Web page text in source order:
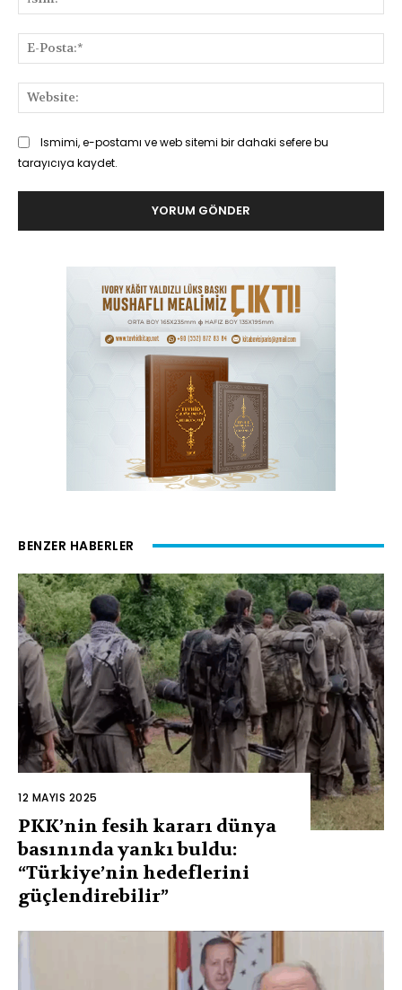
Ismimi, e-postamı ve web sitemi bir dahaki sefere bu
tarayıcıya kaydet.
BENZER HABERLER
12 MAYIS 2025
PKK’nin fesih kararı dünya
basınında yankı buldu:
“Türkiye’nin hedeflerini
güçlendirebilir”